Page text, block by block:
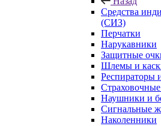
Средства
(СИЗ)
Перчатки
Нарукавники
Защитные
Шлемы и
Респираторы
Наушники и
Сигнальные
Наколенники